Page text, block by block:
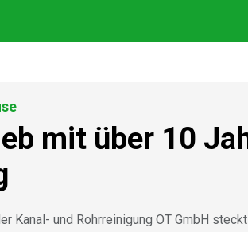
mit über 10
Kanal- und Rohrreinigung OT GmbH